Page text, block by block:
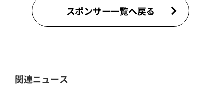
スポンサー一覧へ戻る
関連ニュース